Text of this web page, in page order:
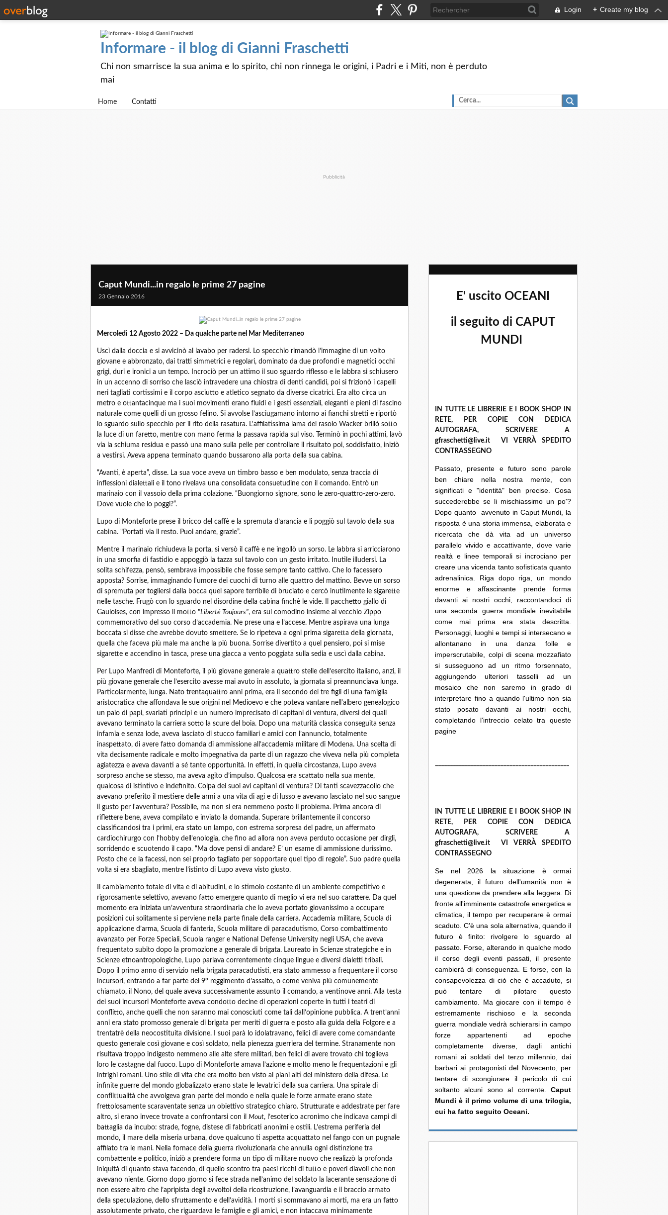
Login + Create my blog
Informare - il blog di Gianni Fraschetti
Chi non smarrisce la sua anima e lo spirito, chi non rinnega le origini, i Padri e i Miti, non è perduto
mai
Home Contatti
Pubblicità
Caput Mundi...in regalo le prime 27 pagine
23 Gennaio 2016
Mercoledì 12 Agosto 2022 – Da qualche parte nel Mar Mediterraneo
Uscì dalla doccia e si avvicinò al lavabo per radersi. Lo specchio rimandò l’immagine di un volto
giovane e abbronzato, dai tratti simmetrici e regolari, dominato da due profondi e magnetici occhi
grigi, duri e ironici a un tempo. Incrociò per un attimo il suo sguardo riflesso e le labbra si schiusero
in un accenno di sorriso che lasciò intravedere una chiostra di denti candidi, poi si frizionò i capelli
neri tagliati cortissimi e il corpo asciutto e atletico segnato da diverse cicatrici. Era alto circa un
metro e ottantacinque ma i suoi movimenti erano fluidi e i gesti essenziali, eleganti e pieni di fascino
naturale come quelli di un grosso felino. Si avvolse l’asciugamano intorno ai fianchi stretti e riportò
lo sguardo sullo specchio per il rito della rasatura. L'affilatissima lama del rasoio Wacker brillò sotto
la luce di un faretto, mentre con mano ferma la passava rapida sul viso. Terminò in pochi attimi, lavò
via la schiuma residua e passò una mano sulla pelle per controllare il risultato poi, soddisfatto, iniziò
a vestirsi. Aveva appena terminato quando bussarono alla porta della sua cabina.
“Avanti, è aperta”, disse. La sua voce aveva un timbro basso e ben modulato, senza traccia di
inflessioni dialettali e il tono rivelava una consolidata consuetudine con il comando. Entrò un
marinaio con il vassoio della prima colazione. “Buongiorno signore, sono le zero-quattro-zero-zero.
Dove vuole che lo poggi?”.
Lupo di Monteforte prese il bricco del caffè e la spremuta d’arancia e li poggiò sul tavolo della sua
cabina. "Portati via il resto. Puoi andare, grazie”.
Mentre il marinaio richiudeva la porta, si versò il caffè e ne ingollò un sorso. Le labbra si arricciarono
in una smorfia di fastidio e appoggiò la tazza sul tavolo con un gesto irritato. Inutile illudersi. La
solita schifezza, pensò, sembrava impossibile che fosse sempre tanto cattivo. Che lo facessero
apposta? Sorrise, immaginando l'umore dei cuochi di turno alle quattro del mattino. Bevve un sorso
di spremuta per togliersi dalla bocca quel sapore terribile di bruciato e cercò inutilmente le sigarette
nelle tasche. Frugò con lo sguardo nel disordine della cabina finchè le vide. Il pacchetto giallo di
Gauloises, con impresso il motto "Liberté Toujours", era sul comodino insieme al vecchio Zippo
commemorativo del suo corso d’accademia. Ne prese una e l’accese. Mentre aspirava una lunga
boccata si disse che avrebbe dovuto smettere. Se lo ripeteva a ogni prima sigaretta della giornata,
quella che faceva più male ma anche la più buona. Sorrise divertito a quel pensiero, poi si mise
sigarette e accendino in tasca, prese una giacca a vento poggiata sulla sedia e uscì dalla cabina.
Per Lupo Manfredi di Monteforte, il più giovane generale a quattro stelle dell’esercito italiano, anzi, il
più giovane generale che l’esercito avesse mai avuto in assoluto, la giornata si preannunciava lunga.
Particolarmente, lunga. Nato trentaquattro anni prima, era il secondo dei tre figli di una famiglia
aristocratica che affondava le sue origini nel Medioevo e che poteva vantare nell'albero genealogico
un paio di papi, svariati principi e un numero imprecisato di capitani di ventura, diversi dei quali
avevano terminato la carriera sotto la scure del boia. Dopo una maturità classica conseguita senza
infamia e senza lode, aveva lasciato di stucco familiari e amici con l’annuncio, totalmente
inaspettato, di avere fatto domanda di ammissione all’accademia militare di Modena. Una scelta di
vita decisamente radicale e molto impegnativa da parte di un ragazzo che viveva nella più completa
agiatezza e aveva davanti a sé tante opportunità. In effetti, in quella circostanza, Lupo aveva
sorpreso anche se stesso, ma aveva agito d’impulso. Qualcosa era scattato nella sua mente,
qualcosa di istintivo e indefinito. Colpa dei suoi avi capitani di ventura? Di tanti scavezzacollo che
avevano preferito il mestiere delle armi a una vita di agi e di lusso e avevano lasciato nel suo sangue
il gusto per l'avventura? Possibile, ma non si era nemmeno posto il problema. Prima ancora di
riflettere bene, aveva compilato e inviato la domanda. Superare brillantemente il concorso
classificandosi tra i primi, era stato un lampo, con estrema sorpresa del padre, un affermato
cardiochirurgo con l’hobby dell’enologia, che fino ad allora non aveva perduto occasione per dirgli,
sorridendo e scuotendo il capo. “Ma dove pensi di andare? E’ un esame di ammissione durissimo.
Posto che ce la facessi, non sei proprio tagliato per sopportare quel tipo di regole”. Suo padre quella
volta si era sbagliato, mentre l’istinto di Lupo aveva visto giusto.
Il cambiamento totale di vita e di abitudini, e lo stimolo costante di un ambiente competitivo e
rigorosamente selettivo, avevano fatto emergere quanto di meglio vi era nel suo carattere. Da quel
momento era iniziata un’avventura straordinaria che lo aveva portato giovanissimo a occupare
posizioni cui solitamente si perviene nella parte finale della carriera. Accademia militare, Scuola di
applicazione d’arma, Scuola di fanteria, Scuola militare di paracadutismo, Corso combattimento
avanzato per Forze Speciali, Scuola ranger e National Defense University negli USA, che aveva
frequentato subito dopo la promozione a generale di brigata. Laureato in Scienze strategiche e in
Scienze etnoantropologiche, Lupo parlava correntemente cinque lingue e diversi dialetti tribali.
Dopo il primo anno di servizio nella brigata paracadutisti, era stato ammesso a frequentare il corso
incursori, entrando a far parte del 9° reggimento d’assalto, o come veniva più comunemente
chiamato, il Nono, del quale aveva successivamente assunto il comando, a ventinove anni. Alla testa
dei suoi incursori Monteforte aveva condotto decine di operazioni coperte in tutti i teatri di
conflitto, anche quelli che non saranno mai conosciuti come tali dall’opinione pubblica. A trent’anni
anni era stato promosso generale di brigata per meriti di guerra e posto alla guida della Folgore e a
trentatrè della neocostituita divisione. I suoi parà lo idolatravano, felici di avere come comandante
questo generale così giovane e così soldato, nella pienezza guerriera del termine. Stranamente non
risultava troppo indigesto nemmeno alle alte sfere militari, ben felici di avere trovato chi toglieva
loro le castagne dal fuoco. Lupo di Monteforte amava l’azione e molto meno le frequentazioni e gli
intrighi romani. Uno stile di vita che era molto ben visto ai piani alti del ministero della difesa. Le
infinite guerre del mondo globalizzato erano state le levatrici della sua carriera. Una spirale di
conflittualità che avvolgeva gran parte del mondo e nella quale le forze armate erano state
frettolosamente scaraventate senza un obiettivo strategico chiaro. Strutturate e addestrate per fare
altro, si erano invece trovate a confrontarsi con il Mout, l’esoterico acronimo che indicava campi di
battaglia da incubo: strade, fogne, distese di fabbricati anonimi e ostili. L’estrema periferia del
mondo, il mare della miseria urbana, dove qualcuno ti aspetta acquattato nel fango con un pugnale
affilato tra le mani. Nella fornace della guerra rivoluzionaria che annulla ogni distinzione tra
combattente e politico, iniziò a prendere forma un tipo di militare nuovo che realizzò la profonda
iniquità di quanto stava facendo, di quello scontro tra paesi ricchi di tutto e poveri diavoli che non
avevano niente. Giorno dopo giorno si fece strada nell’animo del soldato la lacerante sensazione di
non essere altro che l’apripista degli avvoltoi della ricostruzione, l’avanguardia e il braccio armato
della speculazione, dello sfruttamento e dell’avidità. I morti si sommavano ai morti, ma era un fatto
assolutamente privato, che riguardava le famiglie e gli amici, e non intaccava minimamente
E' uscito OCEANI
il seguito di CAPUT
MUNDI
IN TUTTE LE LIBRERIE E I BOOK SHOP IN
RETE, PER COPIE CON DEDICA
AUTOGRAFA, SCRIVERE A
gfraschetti@live.it VI VERRÀ SPEDITO
CONTRASSEGNO
Passato, presente e futuro sono parole
ben chiare nella nostra mente, con
significati e "identità" ben precise. Cosa
succederebbe se li mischiassimo un po'?
Dopo quanto avvenuto in Caput Mundi, la
risposta è una storia immensa, elaborata e
ricercata che dà vita ad un universo
parallelo vivido e accattivante, dove varie
realtà e linee temporali si incrociano per
creare una vicenda tanto sofisticata quanto
adrenalinica. Riga dopo riga, un mondo
enorme e affascinante prende forma
davanti ai nostri occhi, raccontandoci di
una seconda guerra mondiale inevitabile
come mai prima era stata descritta.
Personaggi, luoghi e tempi si intersecano e
allontanano in una danza folle e
imperscrutabile, colpi di scena mozzafiato
si susseguono ad un ritmo forsennato,
aggiungendo ulteriori tasselli ad un
mosaico che non saremo in grado di
interpretare fino a quando l'ultimo non sia
stato posato davanti ai nostri occhi,
completando l'intreccio celato tra queste
pagine
IN TUTTE LE LIBRERIE E I BOOK SHOP IN
RETE, PER COPIE CON DEDICA
AUTOGRAFA, SCRIVERE A
gfraschetti@live.it VI VERRÀ SPEDITO
CONTRASSEGNO
Se nel 2026 la situazione è ormai
degenerata, il futuro dell'umanità non è
una questione da prendere alla leggera. Di
fronte all'imminente catastrofe energetica e
climatica, il tempo per recuperare è ormai
scaduto. C'è una sola alternativa, quando il
futuro è finito: rivolgere lo sguardo al
passato. Forse, alterando in qualche modo
il corso degli eventi passati, il presente
cambierà di conseguenza. E forse, con la
consapevolezza di ciò che è accaduto, si
può tentare di pilotare questo
cambiamento. Ma giocare con il tempo è
estremamente rischioso e la seconda
guerra mondiale vedrà schierarsi in campo
forze appartenenti ad epoche
completamente diverse, dagli antichi
romani ai soldati del terzo millennio, dai
barbari ai protagonisti del Novecento, per
tentare di scongiurare il pericolo di cui
soltanto alcuni sono al corrente. Caput
Mundi è il primo volume di una trilogia,
cui ha fatto seguito Oceani.